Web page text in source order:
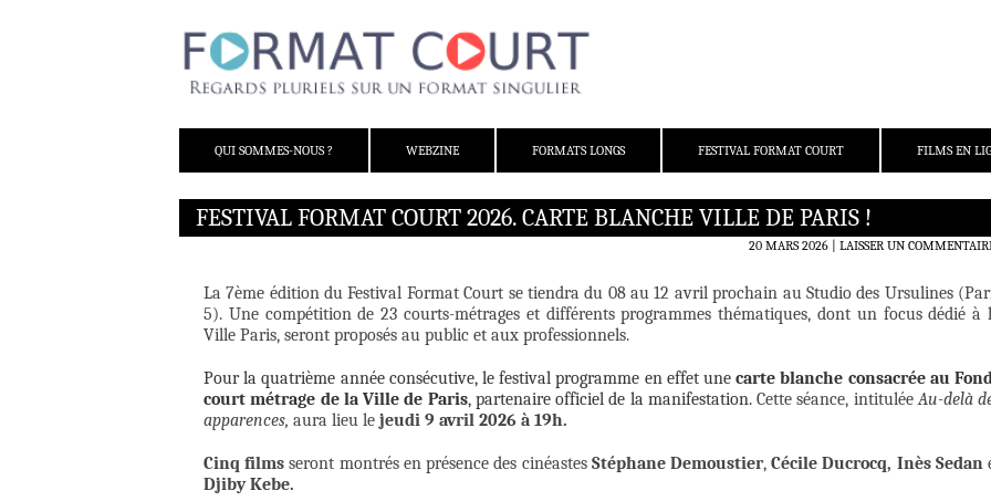
QUI SOMMES-NOUS ?
WEBZINE FORMATS LONGS FESTIVAL FORMAT COURT FILMS EN
FESTIVAL FORMAT COURT 2026. CARTE BLANCHE VILLE DE PARIS !
20 MARS 2026 LAISSER UN
La 7ème édition du Festival Format Court se tiendra du 08 au 12 avril prochain au Studio des Ursulines
5). Une compétition de 23 courts-métrages et différents programmes thématiques, dont un focus dédié à
Ville Paris, seront proposés au public et aux professionnels.
Pour la quatrième année consécutive, le festival programme en effet unecarte blanche consacrée au
court métrage de la Ville de Paris, partenaire officiel de la manifestation. Cette séance, intituléeAu-delà
apparences, aura lieu le jeudi 9 avril 2026 à 19h.
Cinq films seront montrés en présence des cinéastes Stéphane Demoustier,Cécile Ducrocq, Inès Sedan
Djiby Kebe.